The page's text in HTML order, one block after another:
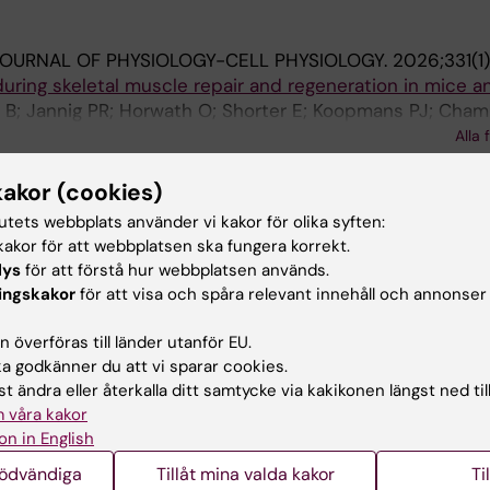
OF PHYSIOLOGY-CELL PHYSIOLOGY.
skeletal muscle repair and regeneration in mice
Jannig PR; Horwath O; Shorter E; Koopmans PJ;
JT; Sejersen T; Ponten E; Murach KA; Schilcher J;
Alla
IN VITRO.2025;103:105975
AF on skeletal muscle function and differentiation
J; Westerblad H; Kos VM
OF PHYSIOLOGY-CELL PHYSIOLOGY.
and myonuclear SNORD landscape in skeletal
heterogeneity and is altered by a hypertrophic
M; Figueiredo VC; Wen Y; Vechetti IJ; Krogh N;
Murach KA; Sejersen T; Nielsen H; von Walden F
(cookies)
webbplats använder vi kakor för olika syften:
för att webbplatsen ska fungera korrekt.
för att förstå hur webbplatsen används.
för att visa och spåra relevant innehåll och
överföras till länder utanför EU.
godkänner du att vi sparar cookies.
ändra eller återkalla ditt samtycke via kakikonen längst ned
våra kakor
in English
Tillåt mina valda kakor